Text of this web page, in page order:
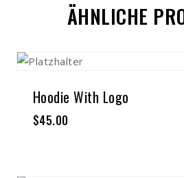
ÄHNLICHE
Hoodie With Logo
$45.00